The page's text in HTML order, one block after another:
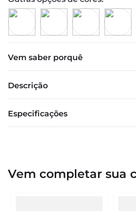
Vem saber porquê
Descrição
Especificações
Vem completar sua